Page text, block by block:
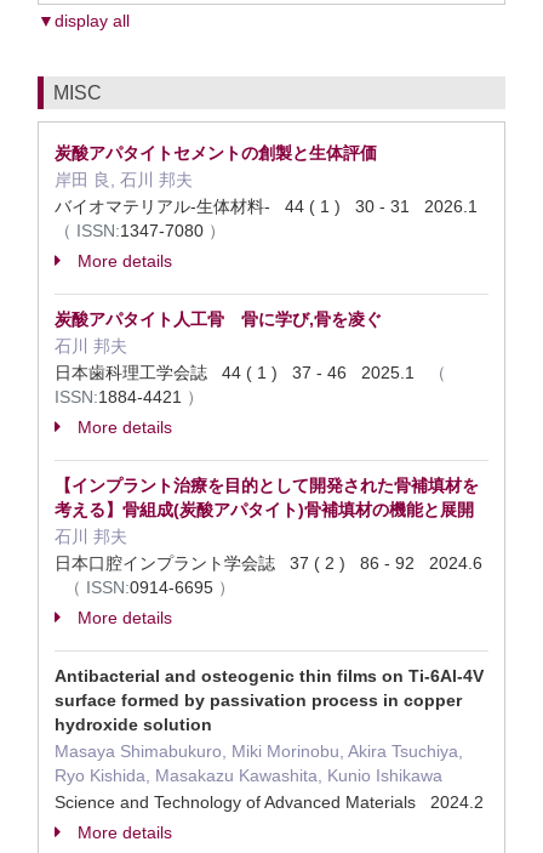
▼display all
MISC
炭酸アパタイトセメントの創製と生体評価
岸田 良, 石川 邦夫
バイオマテリアル-生体材料- 44 ( 1 ) 30 - 31 2026.1
（ ISSN:1347-7080 ）
More details
炭酸アパタイト人工骨 骨に学び,骨を凌ぐ
石川 邦夫
日本歯科理工学会誌 44 ( 1 ) 37 - 46 2025.1
（
ISSN:1884-4421 ）
More details
【インプラント治療を目的として開発された骨補填材を
考える】骨組成(炭酸アパタイト)骨補填材の機能と展開
石川 邦夫
日本口腔インプラント学会誌 37 ( 2 ) 86 - 92 2024.6
（ ISSN:0914-6695 ）
More details
Antibacterial and osteogenic thin films on Ti-6Al-4V
surface formed by passivation process in copper
hydroxide solution
Masaya Shimabukuro, Miki Morinobu, Akira Tsuchiya,
Ryo Kishida, Masakazu Kawashita, Kunio Ishikawa
Science and Technology of Advanced Materials 2024.2
More details